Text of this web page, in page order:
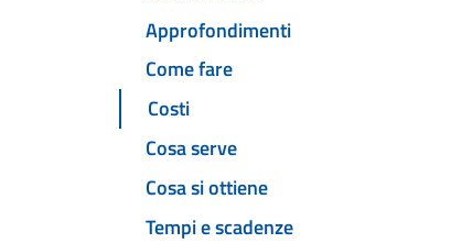
Approfondimenti
Come fare
Costi
Cosa serve
Cosa si ottiene
Tempi e scadenze